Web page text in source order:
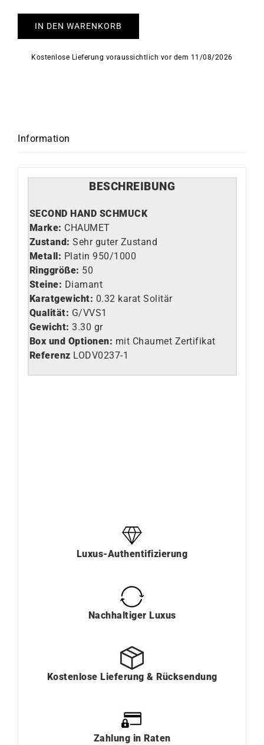
IN DEN WARENKORB
Kostenlose Lieferung voraussichtlich vor dem 11/08/2026
Information
BESCHREIBUNG
SECOND HAND SCHMUCK
Marke: CHAUMET
Zustand: Sehr guter Zustand
Metall: Platin 950/1000
Ringgröße: 50
Steine: Diamant
Karatgewicht: 0.32 karat Solitär
Qualität: G/VVS1
Gewicht: 3.30 gr
Box und Optionen: mit Chaumet Zertifikat
Referenz LODV0237-1
Luxus-Authentifizierung
Nachhaltiger Luxus
Kostenlose Lieferung & Rücksendung
Zahlung in Raten